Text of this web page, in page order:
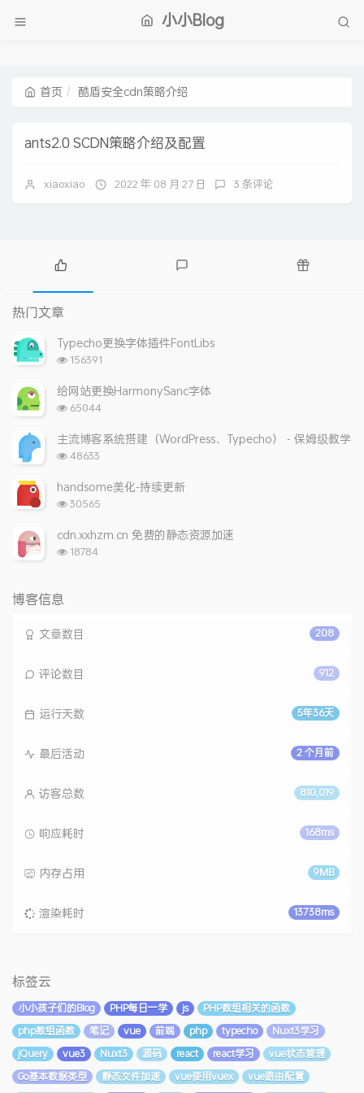
小小Blog
首页 酷盾安全cdn策略介绍
ants2.0 SCDN策略介绍及配置
xiaoxiao 2022 年 08 月 27 日 3 条评论
热
门
文
章
论
热门文章
Typecho更换字体插件FontLibs
浏
次
数:
156391
给网站更换HarmonySanc字体
浏
次
数:
65044
主流博客系统搭建（WordPress、Typecho） - 保姆级教学
浏
次
数:
48633
handsome美化-持续更新
浏
次
数:
30565
cdn.xxhzm.cn 免费的静态资源加速
浏
18784
博客信息
208
文章数目
912
评论数目
5年36天
运行天数
2 个月前
最后活动
810,019
访客总数
168ms
响应耗时
9MB
内存占用
13738ms
渲染耗时
标签云
小小孩子们的Blog PHP每日一学 js
PHP数组相关的函数
php数组函数
笔记 vue 前端 php typecho
Nuxt3学习
jQuery
vue3 Nuxt3 源码 react react学习
vue状态管理
Go基本数据类型
静态文件加速 vue使用vuex
vue路由配置